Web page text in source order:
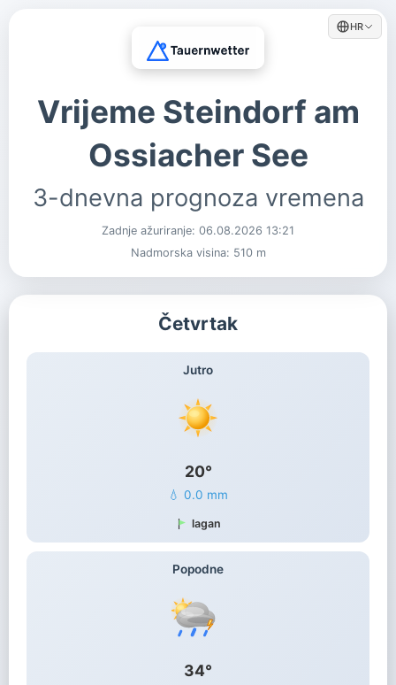
HR
Vrijeme Steindorf am
Ossiacher See
3-dnevna prognoza vremena
Zadnje ažuriranje: 06.08.2026 13:21
Nadmorska visina: 510 m
Četvrtak
Jutro
20°
💧 0.0 mm
lagan
Popodne
34°